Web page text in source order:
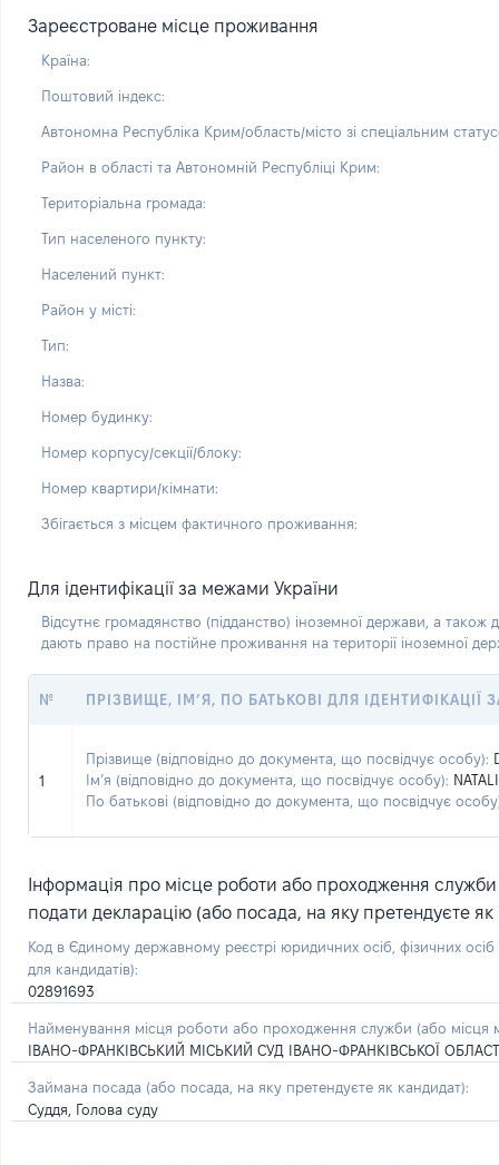
Зареєстроване місце проживання
Країна:
Поштовий індекс:
Автономна Республіка Крим/область/місто зі спеціальним
Район в області та Автономній Республіці Крим:
Територіальна громада:
Тип населеного пункту:
Населений пункт:
Район у місті:
Тип:
Назва:
Номер будинку:
Номер корпусу/секції/блоку:
Номер квартири/кімнати:
Збігається з місцем фактичного проживання:
Для ідентифікації за межами України
Відсутнє громадянство (підданство) іноземної держави, а також
дають право на постійне проживання на території іноземної
№ ПРІЗВИЩЕ, ІМ’Я, ПО БАТЬКОВІ ДЛЯ ІДЕНТИФІКАЦІЇ
1
Прізвище (відповідно до документа, що посвідчує особу):
Ім’я (відповідно до документа, що посвідчує особу):
По батькові (відповідно до документа, що посвідчує
Інформація про місце роботи або проходження
подати декларацію (або посада, на яку претендуєте як
Код в Єдиному державному реєстрі юридичних осіб, фізичних
для кандидатів):
02891693
Найменування місця роботи або проходження служби (або місця
ІВАНО-ФРАНКІВСЬКИЙ МІСЬКИЙ СУД ІВАНО-ФРАНКІВСЬКОЇ
Займана посада (або посада, на яку претендуєте як кандидат):
Суддя, Голова суду